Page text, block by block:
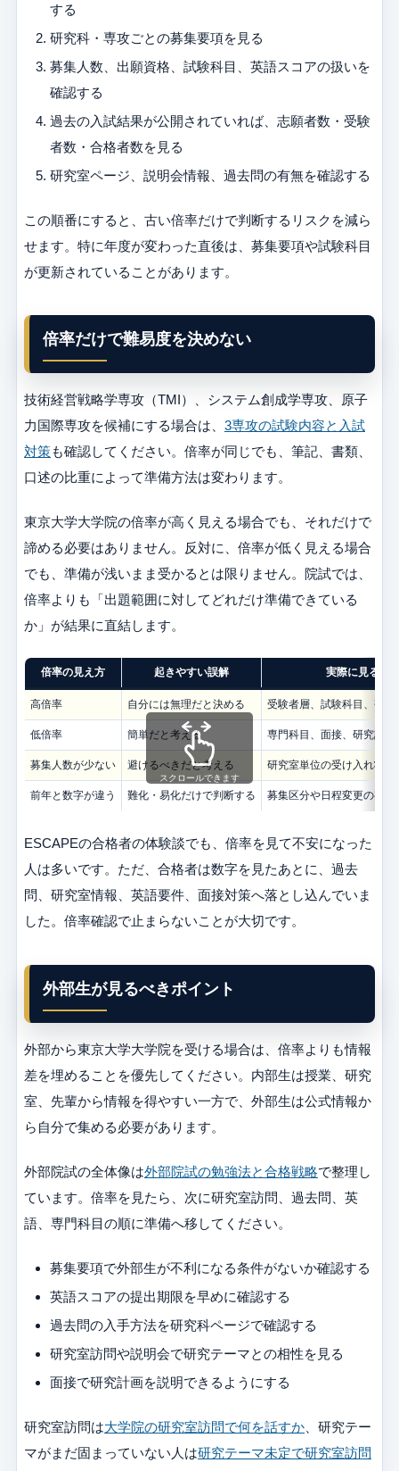
する
研究科・専攻ごとの募集要項を見る
募集人数、出願資格、試験科目、英語スコアの扱いを
確認する
過去の入試結果が公開されていれば、志願者数・受験
者数・合格者数を見る
研究室ページ、説明会情報、過去問の有無を確認する
この順番にすると、古い倍率だけで判断するリスクを減ら
せます。特に年度が変わった直後は、募集要項や試験科目
が更新されていることがあります。
倍率だけで難易度を決めない
技術経営戦略学専攻（TMI）、システム創成学専攻、原子
力国際専攻を候補にする場合は、 3専攻の試験内容と入試
対策も確認してください。倍率が同じでも、筆記、書類、
口述の比重によって準備方法は変わります。
東京大学大学院の倍率が高く見える場合でも、それだけで
諦める必要はありません。反対に、倍率が低く見える場合
でも、準備が浅いまま受かるとは限りません。院試では、
倍率よりも「出題範囲に対してどれだけ準備できている
か」が結果に直結します。
倍率の見え方 起きやすい誤解 実際に見るこ
高倍率 自分には無理だと決める 受験者層、試験科目、研究
低倍率 簡単だと考える 専門科目、面接、研究計画
募集人数が少ない 避けるべきだと考える 研究室単位の受け入れ状況
前年と数字が違う 難化・易化だけで判断する 募集区分や日程変更の有無
スクロールできます
ESCAPEの合格者の体験談でも、倍率を見て不安になった
人は多いです。ただ、合格者は数字を見たあとに、過去
問、研究室情報、英語要件、面接対策へ落とし込んでいま
した。倍率確認で止まらないことが大切です。
外部生が見るべきポイント
外部から東京大学大学院を受ける場合は、倍率よりも情報
差を埋めることを優先してください。内部生は授業、研究
室、先輩から情報を得やすい一方で、外部生は公式情報か
ら自分で集める必要があります。
外部院試の全体像は外部院試の勉強法と合格戦略で整理し
ています。倍率を見たら、次に研究室訪問、過去問、英
語、専門科目の順に準備へ移してください。
募集要項で外部生が不利になる条件がないか確認する
英語スコアの提出期限を早めに確認する
過去問の入手方法を研究科ページで確認する
研究室訪問や説明会で研究テーマとの相性を見る
面接で研究計画を説明できるようにする
研究室訪問は大学院の研究室訪問で何を話すか 、研究テー
マがまだ固まっていない人は研究テーマ未定で研究室訪問